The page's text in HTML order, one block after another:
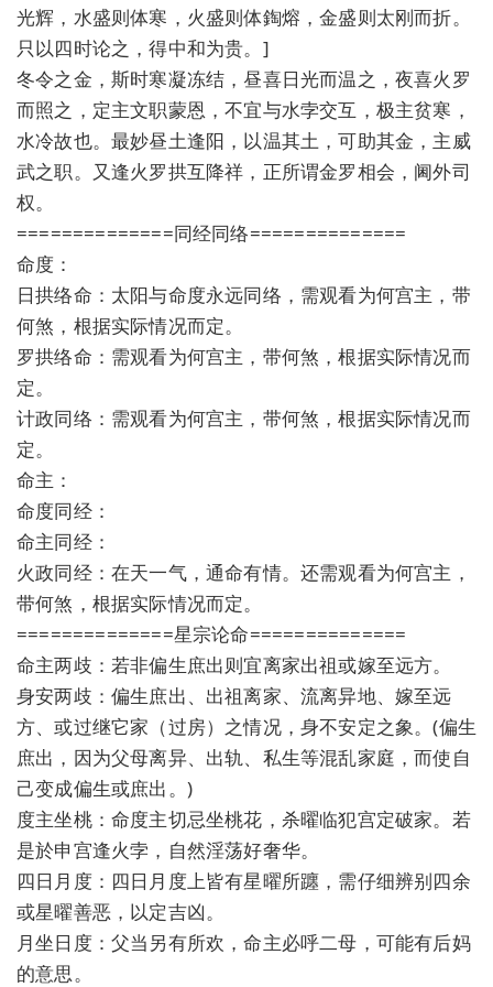
光辉，水盛则体寒，火盛则体鋾熔，金盛则太刚而折。
只以四时论之，得中和为贵。]
冬令之金，斯时寒凝冻结，昼喜日光而温之，夜喜火罗
而照之，定主文职蒙恩，不宜与水孛交互，极主贫寒，
水冷故也。最妙昼土逢阳，以温其土，可助其金，主威
武之职。又逢火罗拱互降祥，正所谓金罗相会，阃外司
权。
==============同经同络==============
命度：
日拱络命：太阳与命度永远同络，需观看为何宫主，带
何煞，根据实际情况而定。
罗拱络命：需观看为何宫主，带何煞，根据实际情况而
定。
计政同络：需观看为何宫主，带何煞，根据实际情况而
定。
命主：
命度同经：
命主同经：
火政同经：在天一气，通命有情。还需观看为何宫主，
带何煞，根据实际情况而定。
==============星宗论命==============
命主两歧：若非偏生庶出则宜离家出祖或嫁至远方。
身安两歧：偏生庶出、出祖离家、流离异地、嫁至远
方、或过继它家（过房）之情况，身不安定之象。(偏生
庶出，因为父母离异、出轨、私生等混乱家庭，而使自
己变成偏生或庶出。)
度主坐桃：命度主切忌坐桃花，杀曜临犯宫定破家。若
是於申宫逢火孛，自然淫荡好奢华。
四日月度：四日月度上皆有星曜所躔，需仔细辨别四余
或星曜善恶，以定吉凶。
月坐日度：父当另有所欢，命主必呼二母，可能有后妈
的意思。